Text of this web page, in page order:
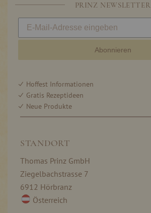
PRINZ NEWSLETTER
Abonnieren
Hoffest Informationen
Gratis Rezeptideen
Neue Produkte
STANDORT
Thomas Prinz GmbH
Ziegelbachstrasse 7
6912 Hörbranz
Österreich